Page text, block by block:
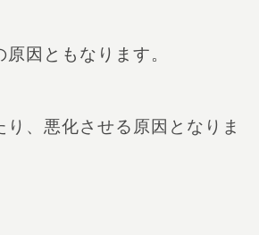
原因ともなります。
、悪化させる原因となりま